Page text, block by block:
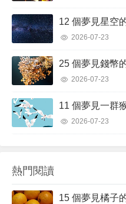
2026-07-23
2026-07-23
2026-07-23
熱門閱讀